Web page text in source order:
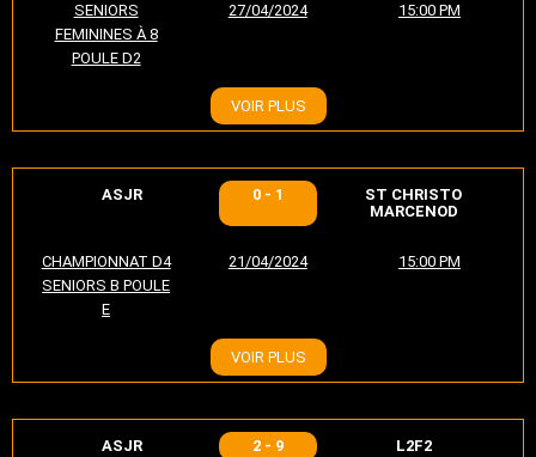
SENIORS
FEMININES À 8
POULE D2
27/04/2024 15:00 PM
VOIR PLUS
ASJR 0 - 1
ST CHRISTO
MARCENOD
CHAMPIONNAT D4
SENIORS B POULE
E
21/04/2024 15:00 PM
VOIR PLUS
ASJR 2 - 9 L2F2